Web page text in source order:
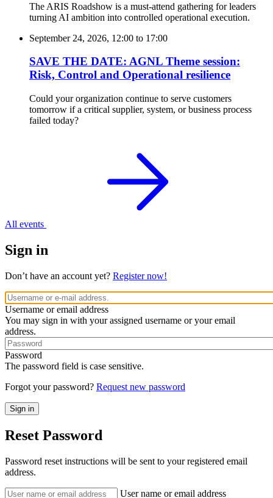
The ARIS Roadshow is a must-attend gathering for leaders
turning AI ambition into controlled operational execution.
September 24, 2026, 12:00 to 17:00
SAVE THE DATE: AGNL Theme session:
Risk, Control and Operational resilience
Could your organization continue to serve customers
tomorrow if a critical supplier, system, or business process
failed today?
All events
Sign in
Don’t have an account yet? Register now!
Username or email address
You may sign in with your assigned username or your email
address.
Password
The password field is case sensitive.
Forgot your password? Request new password
Reset Password
Password reset instructions will be sent to your registered email
address.
User name or email address